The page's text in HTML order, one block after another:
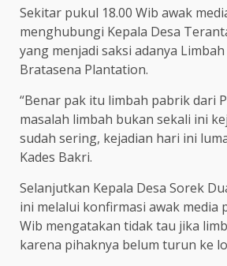
Sekitar pukul 18.00 Wib awak
menghubungi Kepala Desa
yang menjadi saksi adanya Limbah
Bratasena Plantation.
“Benar pak itu limbah pabrik dari
masalah limbah bukan sekali ini
sudah sering, kejadian hari ini
Kades Bakri.
Selanjutkan Kepala Desa Sorek
ini melalui konfirmasi awak media
Wib mengatakan tidak tau jika
karena pihaknya belum turun ke